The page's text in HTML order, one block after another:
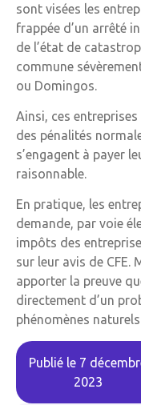
sont visées les
frappée d’un arrêté
de l’état de
commune
ou Domingos.
Ainsi, ces
des pénalités
s’engagent à payer
raisonnable.
En pratique, les
demande, par voie
impôts des
sur leur avis de
apporter la preuve
directement d’un
phénomènes
Publié le 7
2023